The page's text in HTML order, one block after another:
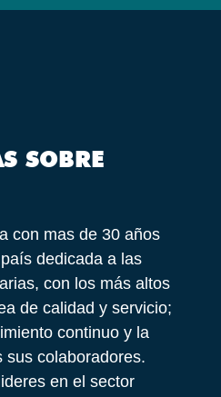
SOBRE
con mas de 30 años
dedicada a las
con los más altos
de calidad y servicio;
continuo y la
sus colaboradores.
en el sector